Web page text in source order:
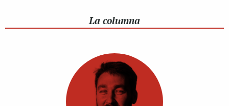
La columna